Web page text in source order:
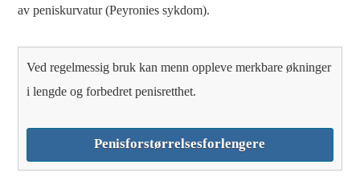
av peniskurvatur (Peyronies sykdom).
Ved regelmessig bruk kan menn oppleve merkbare økninger
i lengde og forbedret penisretthet.
Penisforstørrelsesforlengere